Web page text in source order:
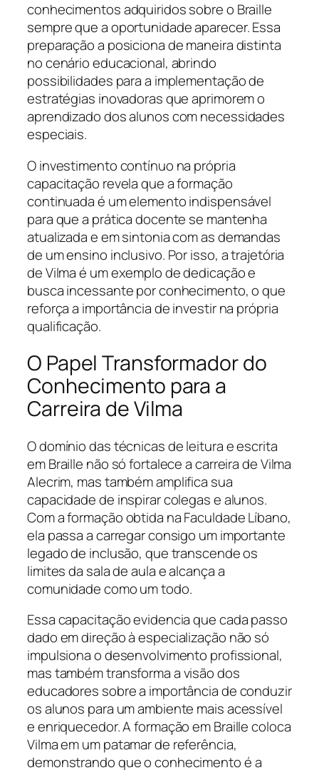
conhecimentos adquiridos sobre o Braille
sempre que a oportunidade aparecer. Essa
preparação a posiciona de maneira distinta
no cenário educacional, abrindo
possibilidades para a implementação de
estratégias inovadoras que aprimorem o
aprendizado dos alunos com necessidades
especiais.
O investimento contínuo na própria
capacitação revela que a formação
continuada é um elemento indispensável
para que a prática docente se mantenha
atualizada e em sintonia com as demandas
de um ensino inclusivo. Por isso, a trajetória
de Vilma é um exemplo de dedicação e
busca incessante por conhecimento, o que
reforça a importância de investir na própria
qualificação.
O Papel Transformador do
Conhecimento para a
Carreira de Vilma
O domínio das técnicas de leitura e escrita
em Braille não só fortalece a carreira de Vilma
Alecrim, mas também amplifica sua
capacidade de inspirar colegas e alunos.
Com a formação obtida na Faculdade Líbano,
ela passa a carregar consigo um importante
legado de inclusão, que transcende os
limites da sala de aula e alcança a
comunidade como um todo.
Essa capacitação evidencia que cada passo
dado em direção à especialização não só
impulsiona o desenvolvimento profissional,
mas também transforma a visão dos
educadores sobre a importância de conduzir
os alunos para um ambiente mais acessível
e enriquecedor. A formação em Braille coloca
Vilma em um patamar de referência,
demonstrando que o conhecimento é a